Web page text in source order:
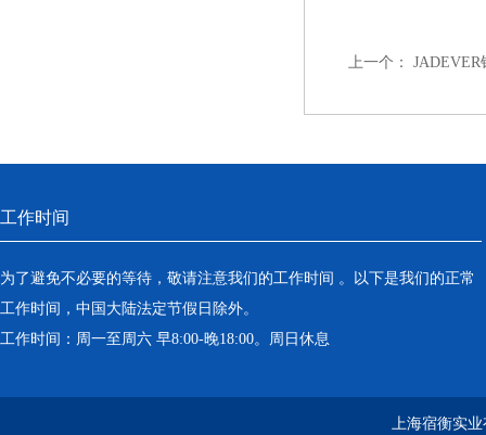
上一个： JADEVER
工作时间
为了避免不必要的等待，敬请注意我们的工作时间 。以下是我们的正常
工作时间，中国大陆法定节假日除外。
工作时间：周一至周六 早8:00-晚18:00。周日休息
上海宿衡实